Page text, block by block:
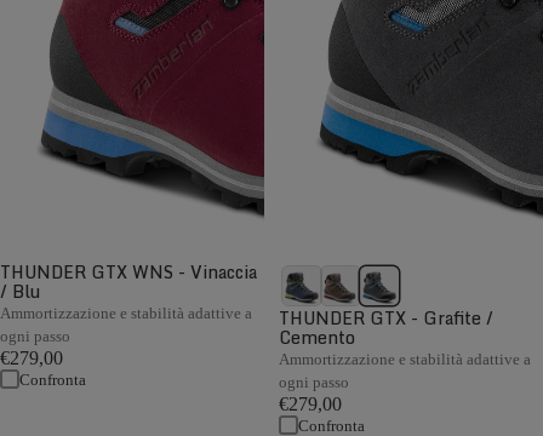
THUNDER GTX WNS - Vinaccia
/ Blu
Ammortizzazione e stabilità adattive a
ogni passo
€279,00
Confronta
THUNDER GTX - Grafite /
Cemento
Ammortizzazione e stabilità adattive a
ogni passo
€279,00
Confronta